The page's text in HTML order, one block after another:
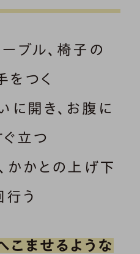
ブル、椅子の
をつく
開き、お腹に
立つ
かかとの上げ下
行う
こませるような